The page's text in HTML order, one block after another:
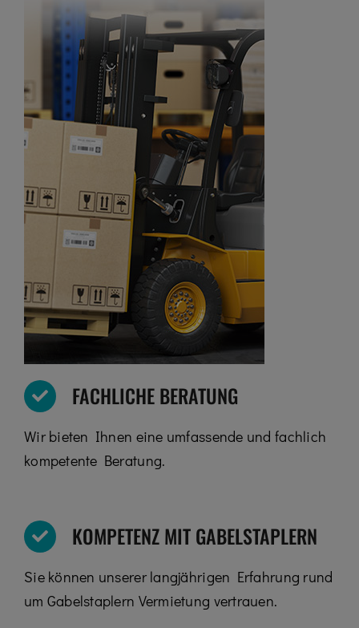
FACHLICHE BERATUNG
Wir bieten Ihnen eine umfassende und fachlich
kompetente Beratung.
KOMPETENZ MIT GABELSTAPLERN
Sie können unserer langjährigen Erfahrung rund
um Gabelstaplern Vermietung vertrauen.